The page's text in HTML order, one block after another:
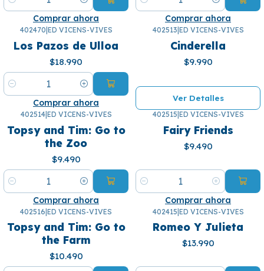
Cantidad
Comprar ahora
Cantidad
Comprar ahora
402470 ED VICENS-VIVES
Los Pazos de Ulloa
$18.990
Cantidad
Comprar ahora
¡Se agotó! 🙄
402513 ED VICENS-VIVES
Cinderella
$9.990
Ver Detalles
402514| ED VICENS-VIVES
Topsy and Tim: Go to
the Zoo
$9.490
Cantidad
Comprar ahora
402515 ED VICENS-VIVES
Fairy Friends
$9.490
Cantidad
Comprar ahora
402516|ED VICENS-VIVES
Topsy and Tim: Go to
the Farm
$10.490
402415|ED VICENS-VIVES
Romeo Y Julieta
$13.990